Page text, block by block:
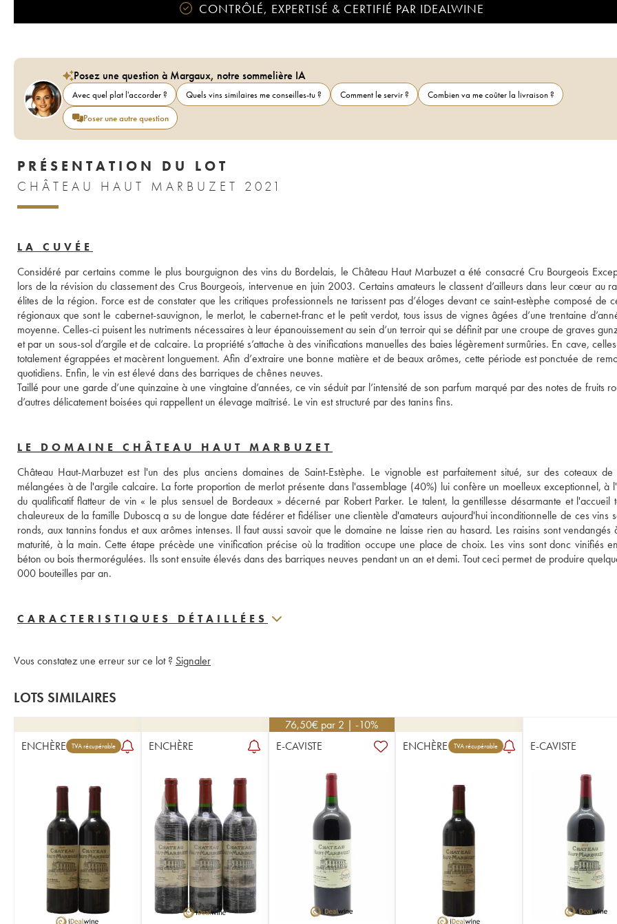
CONTRÔLÉ, EXPERTISÉ & CERTIFIÉ PAR IDEALWINE
Posez une question à Margaux, notre sommelière IA
Avec quel plat l'accorder ? Quels vins similaires me conseilles-tu ? Comment le servir ?
Combien va me coûter la livraison ?
Poser une autre question
PRÉSENTATION DU LOT
CHÂTEAU HAUT MARBUZET 2021
LA CUVÉE
Considéré par certains comme le plus bourguignon des vins du Bordelais, le Château Haut Marbuzet a été consacré Cru Bourgeois
lors de la révision du classement des Crus Bourgeois, intervenue en juin 2003. Certains amateurs le classent d’ailleurs dans leur cœur au
élites de la région. Force est de constater que les critiques professionnels ne tarissent pas d’éloges devant ce saint-estèphe composé de
régionaux que sont le cabernet-sauvignon, le merlot, le cabernet-franc et le petit verdot, tous issus de vignes âgées d’une trentaine
moyenne. Celles-ci puisent les nutriments nécessaires à leur épanouissement au sein d’un terroir qui se définit par une croupe de graves
et par un sous-sol d’argile et de calcaire. La propriété s’attache à des vinifications manuelles des baies légèrement surmûries. En cave,
totalement égrappées et macèrent longuement. Afin d’extraire une bonne matière et de beaux arômes, cette période est ponctuée de
quotidiens. Enfin, le vin est élevé dans des barriques de chênes neuves.
Taillé pour une garde d’une quinzaine à une vingtaine d’années, ce vin séduit par l’intensité de son parfum marqué par des notes de fruits
d’autres délicatement boisées qui rappellent un élevage maîtrisé. Le vin est structuré par des tanins fins.
LE DOMAINE CHÂTEAU HAUT MARBUZET
Château Haut-Marbuzet est l'un des plus anciens domaines de Saint-Estèphe. Le vignoble est parfaitement situé, sur des coteaux de
mélangées à de l'argile calcaire. La forte proportion de merlot présente dans l'assemblage (40%) lui confère un moelleux exceptionnel, à
du qualificatif flatteur de vin « le plus sensuel de Bordeaux » décerné par Robert Parker. Le talent, la gentillesse désarmante et l'accueil
chaleureux de la famille Duboscq a su de longue date fédérer et fidéliser une clientèle d'amateurs aujourd'hui inconditionnelle de ces vins
ronds, aux tannins fondus et aux arômes intenses. Il faut aussi savoir que le domaine ne laisse rien au hasard. Les raisins sont vendangés
maturité, à la main. Cette étape précède une vinification précise où la tradition occupe une place de choix. Les vins sont donc vinifiés
béton ou bois thermorégulées. Ils sont ensuite élevés dans des barriques neuves pendant un an et demi. Tout ceci permet de produire
000 bouteilles par an.
CARACTERISTIQUES DÉTAILLÉES
Vous constatez une erreur sur ce lot ? Signaler
LOTS SIMILAIRES
ENCHÈRE TVA récupérable ENCHÈRE
76,50€ par 2 | -10%
E-CAVISTE
ENCHÈRE TVA récupérable E-CAVISTE